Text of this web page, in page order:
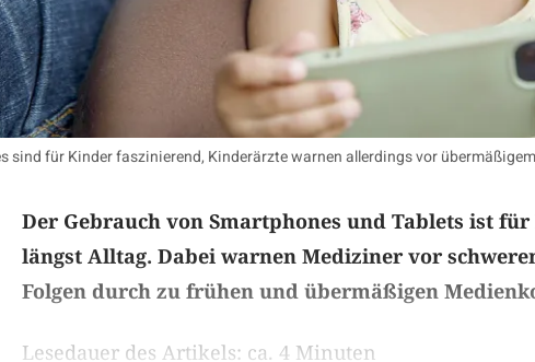
sind für Kinder faszinierend, Kinderärzte warnen allerdings vor
Der Gebrauch von Smartphones und Tablets ist
längst Alltag. Dabei warnen Mediziner vor
Folgen durch zu frühen und übermäßigen
Lesedauer des Artikels: ca. 4 Minuten